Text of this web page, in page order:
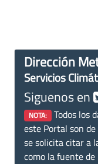
Dirección
Servicios
Siguenos en
NOTA: Todos los
este Portal son
se solicita citar a
como la fuente